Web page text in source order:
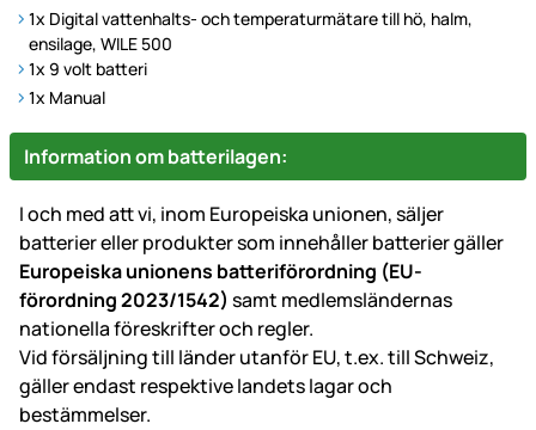
1x Digital vattenhalts- och temperaturmätare till hö, halm,
ensilage, WILE 500
1x 9 volt batteri
1x Manual
Information om batterilagen:
I och med att vi, inom Europeiska unionen, säljer
batterier eller produkter som innehåller batterier gäller
Europeiska unionens batteriförordning (EU-
förordning 2023/1542) samt medlemsländernas
nationella föreskrifter och regler.
Vid försäljning till länder utanför EU, t.ex. till Schweiz,
gäller endast respektive landets lagar och
bestämmelser.